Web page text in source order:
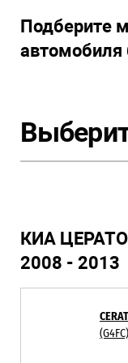
Подберите
автомобиля
КИА
2008 - 2013
(G4FC)